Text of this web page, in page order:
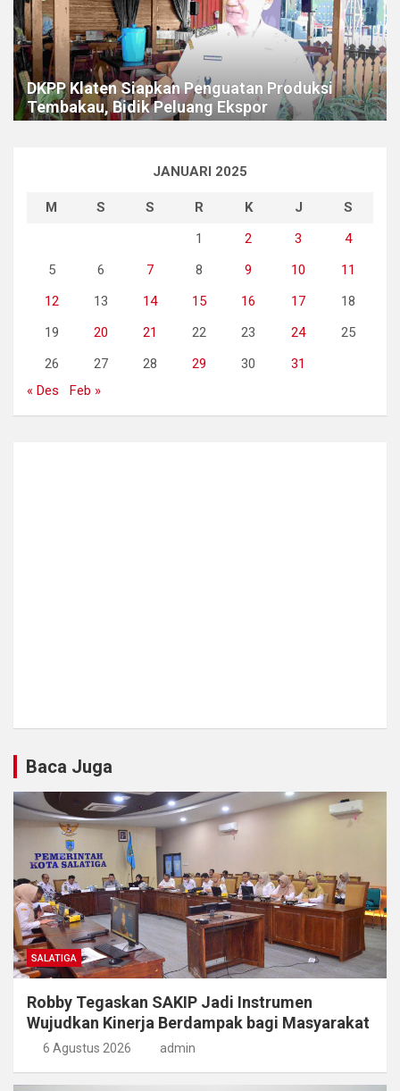
DKPP Klaten Siapkan Penguatan Produksi
Tembakau, Bidik Peluang Ekspor
JANUARI 2025
M S S R K J
S
1
2 3
4
5
6 7 8 9 10
11
12
13 14 15 16 17
18
19
20 21 22 23 24
25
26
27 28 29 30
31
« Des
Feb »
Baca Juga
SALATIGA
Robby Tegaskan SAKIP Jadi Instrumen
Wujudkan Kinerja Berdampak bagi Masyarakat
6 Agustus 2026 admin